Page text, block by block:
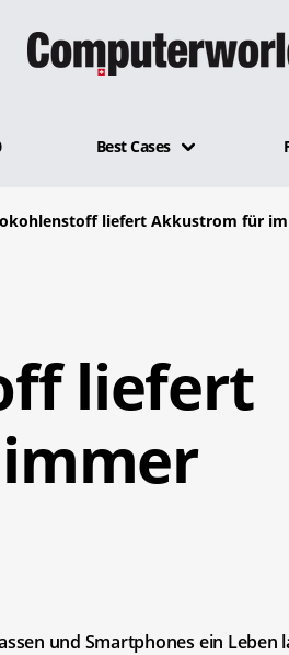
Best Cases
liefert Akkustrom für
liefert
und Smartphones ein Leben